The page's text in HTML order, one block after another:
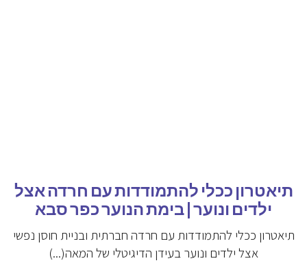
תיאטרון ככלי להתמודדות עם חרדה אצל
ילדים ונוער | בימת הנוער כפר סבא
תיאטרון ככלי להתמודדות עם חרדה חברתית ובניית חוסן נפשי
אצל ילדים ונוער בעידן הדיגיטלי של המאה(...)